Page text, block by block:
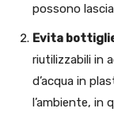
possono
Evita
riutilizzabili in
d’acqua in
l’ambiente, in